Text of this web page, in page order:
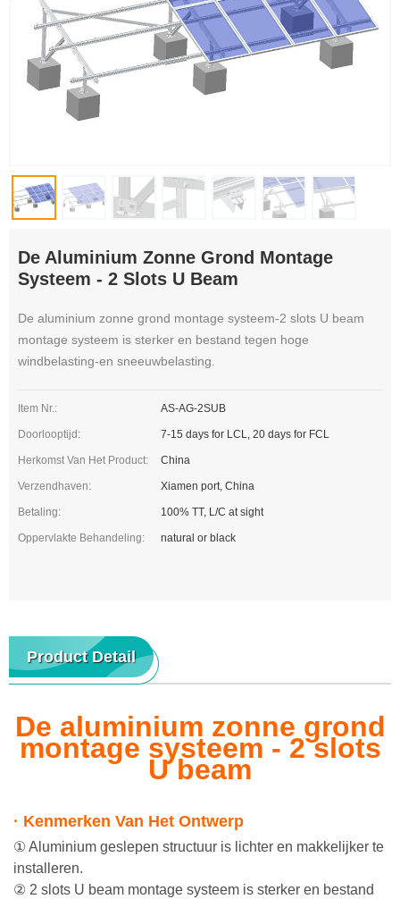
De Aluminium Zonne Grond Montage
Systeem - 2 Slots U Beam
De aluminium zonne grond montage systeem-2 slots U beam
montage systeem is sterker en bestand tegen hoge
windbelasting-en sneeuwbelasting.
Item Nr.: AS-AG-2SUB
Doorlooptijd: 7-15 days for LCL, 20 days for FCL
Herkomst Van Het Product: China
Verzendhaven: Xiamen port, China
Betaling: 100% TT, L/C at sight
Oppervlakte Behandeling: natural or black
Product Detail
De aluminium zonne grond
montage systeem - 2 slots
U beam
· Kenmerken Van Het Ontwerp
① Aluminium geslepen structuur is lichter en makkelijker te
installeren.
② 2 slots U beam montage systeem is sterker en bestand